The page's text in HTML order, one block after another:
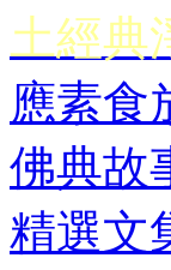
土經典
應素食
佛典故
精選文